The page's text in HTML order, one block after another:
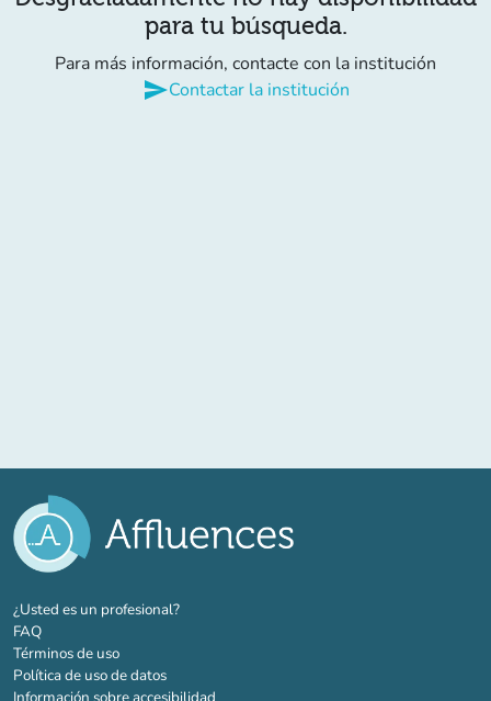
para tu búsqueda.
Para más información, contacte con la institución
sendContactar la institución
¿Usted es un profesional?(nueva pestaña)
FAQ
Términos de uso
Política de uso de datos